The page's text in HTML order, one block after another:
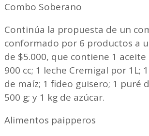
Combo Soberano
Continúa la propuesta de un
conformado por 6 productos a
de $5.000, que contiene 1
900 cc; 1 leche Cremigal por 1L;
de maíz; 1 fideo guisero; 1 puré
500 g; y 1 kg de azúcar.
Alimentos paipperos